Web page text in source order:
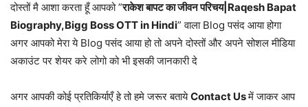
दोस्तों मै आशा करता हूँ आपको ”राकेश बापट का जीवन परिचय|Raqesh Bapat
Biography,Bigg Boss OTT in Hindi” वाला Blog पसंद आया होगा
अगर आपको मेरा ये Blog पसंद आया हो तो अपने दोस्तों और अपने सोशल मीडिया
अकाउंट पर शेयर करे लोगो को भी इसकी जानकारी दे
अगर आपकी कोई प्रतिकिर्याएँ हे तो हमे जरूर बतायेContact Usमें जाकर आप